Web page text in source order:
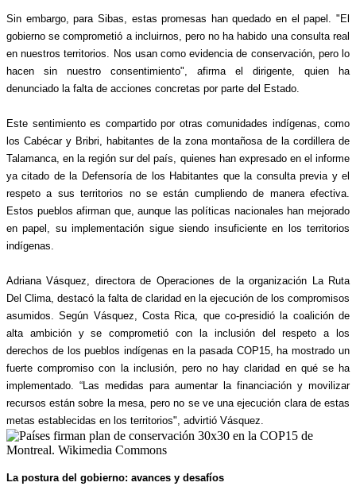
Sin embargo, para Sibas, estas promesas han quedado en el papel. "El
gobierno se comprometió a incluirnos, pero no ha habido una consulta real
en nuestros territorios. Nos usan como evidencia de conservación, pero lo
hacen sin nuestro consentimiento", afirma el dirigente, quien ha
denunciado la falta de acciones concretas por parte del Estado.
Este sentimiento es compartido por otras comunidades indígenas, como
los Cabécar y Bribri, habitantes de la zona montañosa de la cordillera de
Talamanca, en la región sur del país, quienes han expresado en el informe
ya citado de la Defensoría de los Habitantes que la consulta previa y el
respeto a sus territorios no se están cumpliendo de manera efectiva.
Estos pueblos afirman que, aunque las políticas nacionales han mejorado
en papel, su implementación sigue siendo insuficiente en los territorios
indígenas.
Adriana Vásquez, directora de Operaciones de la organización La Ruta
Del Clima, destacó la falta de claridad en la ejecución de los compromisos
asumidos. Según Vásquez, Costa Rica, que co-presidió la coalición de
alta ambición y se comprometió con la inclusión del respeto a los
derechos de los pueblos indígenas en la pasada COP15, ha mostrado un
fuerte compromiso con la inclusión, pero no hay claridad en qué se ha
implementado. “Las medidas para aumentar la financiación y movilizar
recursos están sobre la mesa, pero no se ve una ejecución clara de estas
metas establecidas en los territorios", advirtió Vásquez.​
La postura del gobierno: avances y desafíos